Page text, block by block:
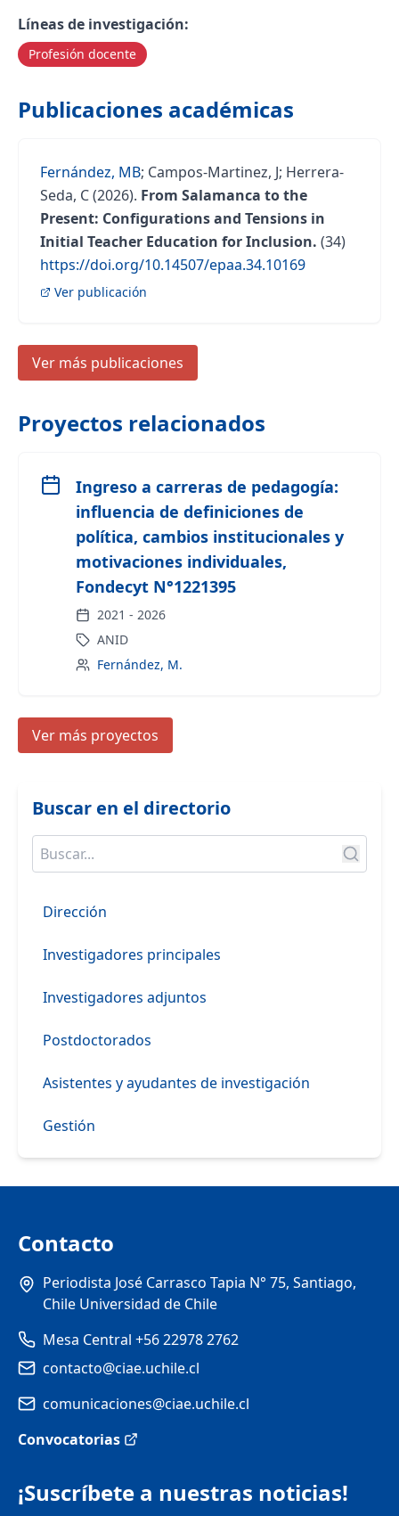
Líneas de investigación:
Profesión docente
Publicaciones académicas
Fernández, MB; Campos-Martinez, J; Herrera-
Seda, C(2026). From Salamanca to the
Present: Configurations and Tensions in
Initial Teacher Education for Inclusion. (34)
https://doi.org/10.14507/epaa.34.10169
Ver publicación
Ver más publicaciones
Proyectos relacionados
Ingreso a carreras de pedagogía:
influencia de definiciones de
política, cambios institucionales y
motivaciones individuales,
Fondecyt N°1221395
2021 - 2026
ANID
Fernández, M.
Ver más proyectos
Buscar en el directorio
Dirección
Investigadores principales
Investigadores adjuntos
Postdoctorados
Asistentes y ayudantes de investigación
Gestión
Contacto
Periodista José Carrasco Tapia N° 75, Santiago,
Chile Universidad de Chile
Mesa Central +56 22978 2762
contacto@ciae.uchile.cl
comunicaciones@ciae.uchile.cl
Convocatorias
¡Suscríbete a nuestras noticias!